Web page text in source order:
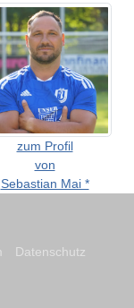
zum Profil
von
Sebastian Mai *
Datenschutz